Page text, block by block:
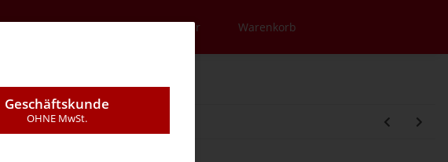
Montageleistungen Newsletter Warenkorb
Geschäftskunde
OHNE MwSt.